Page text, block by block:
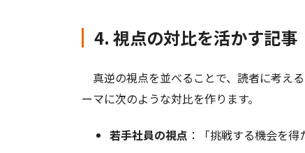
4. 視点の対比を活かす記事
真逆の視点を並べることで、読者に考え
ーマに次のような対比を作ります。
若手社員の視点 ：「挑戦する機会を得